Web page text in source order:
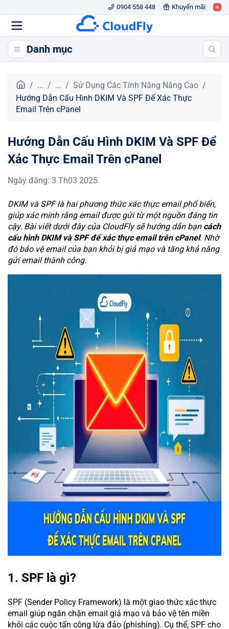
0904 558 448 Khuyến mãi
Danh mục
r
a
c
ủ
... ...
Sử Dụng Các Tính Năng Nâng Cao
Hướng Dẫn Cấu Hình DKIM Và SPF Để Xác Thực
Email Trên cPanel
Hướng Dẫn Cấu Hình DKIM Và SPF Để
Xác Thực Email Trên cPanel
Ngày đăng: 3 Th03 2025
DKIM và SPF là hai phương thức xác thực email phổ biến,
giúp xác minh rằng email được gửi từ một nguồn đáng tin
cậy. Bài viết dưới đây của CloudFly sẽ hướng dẫn bạn cách
cấu hình DKIM và SPF để xác thực email trên cPanel. Nhờ
đó bảo vệ email của bạn khỏi bị giả mạo và tăng khả năng
gửi email thành công.
1. SPF là gì?
SPF (Sender Policy Framework) là một giao thức xác thực
email giúp ngăn chặn email giả mạo và bảo vệ tên miền
khỏi các cuộc tấn công lừa đảo (phishing). Cụ thể, SPF cho